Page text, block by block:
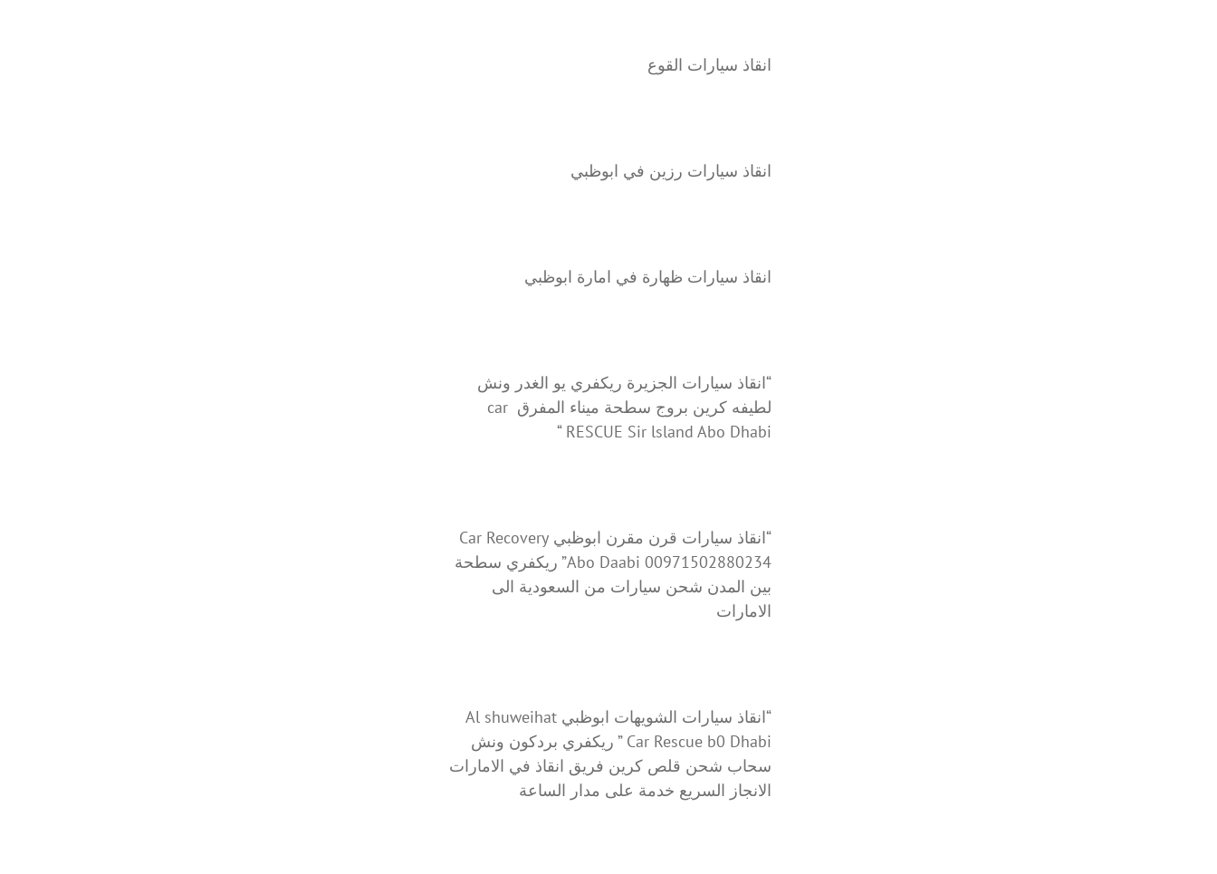
انقاذ سيارات القوع
انقاذ سيارات رزين في ابوظبي
انقاذ سيارات ظهارة في امارة ابوظبي
“انقاذ سيارات الجزيرة ريكفري يو الغدر ونش
لطيفه كرين بروج سطحة ميناء المفرق car
RESCUE Sir lsland Abo Dhabi “
“انقاذ سيارات قرن مقرن ابوظبي Car Recovery
Abo Daabi 00971502880234” ريكفري سطحة
بين المدن شحن سيارات من السعودية الى
الامارات
“انقاذ سيارات الشويهات ابوظبي Al shuweihat
Car Rescue b0 Dhabi ” ريكفري بردكون ونش
سحاب شحن قلص كرين فريق انقاذ في الامارات
الانجاز السريع خدمة على مدار الساعة